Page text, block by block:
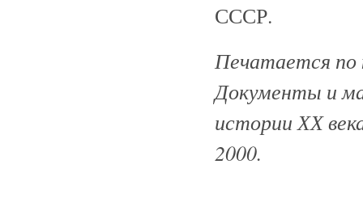
СССР.
Печатается по
Документы и
истории ХХ
2000.